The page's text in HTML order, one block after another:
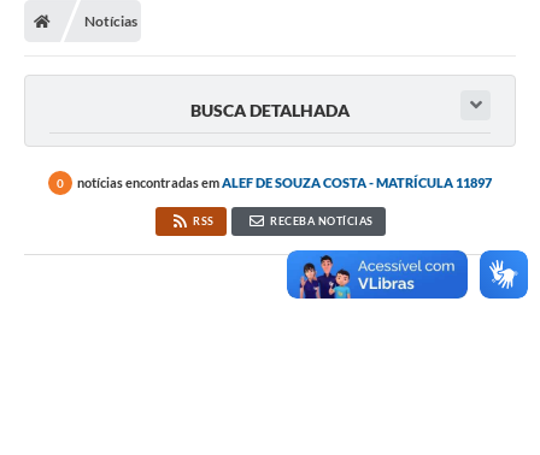
Notícias
BUSCA DETALHADA
0 notícias encontradas emALEF DE SOUZA COSTA - MATRÍCULA 11897
RSS RECEBA NOTÍCIAS